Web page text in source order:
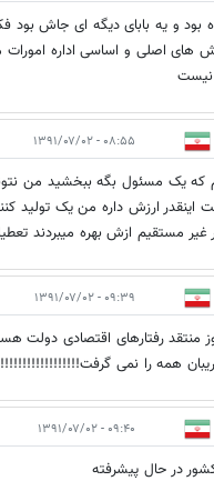
و یه بابای دیگه ای جاش بود
اصلی و اساسی اداره امورات
نیست
۰۸:۵۵ - ۱۳۹۱/۰۷/۰۲
که یک مسئول بگه ببخشید من
۰۹:۳۹ - ۱۳۹۱/۰۷/۰۲
منتقد رفتارهای اقتصادی دولت
همه را نمی
۰۹:۴۰ - ۱۳۹۱/۰۷/۰۲
در حال پیشرفته